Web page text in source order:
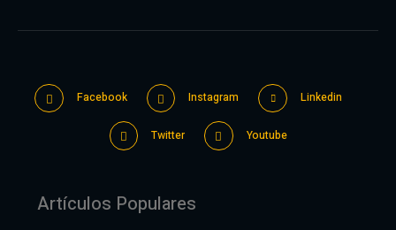
Facebook Instagram Linkedin
Twitter Youtube
Artículos Populares